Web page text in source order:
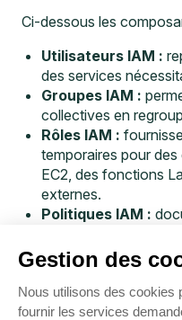
Gestion des
Nous utilisons des cookies
fournir les services
Ci-dessous les
Utilisateurs IAM :
des services
Groupes IAM :
collectives en
Rôles IAM :
temporaires pour
EC2, des fonctions
externes.
Politiques IAM :
permissions
Identifiants
d’accès API
et des mots de